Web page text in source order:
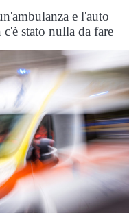
e l'auto
stato nulla da fare